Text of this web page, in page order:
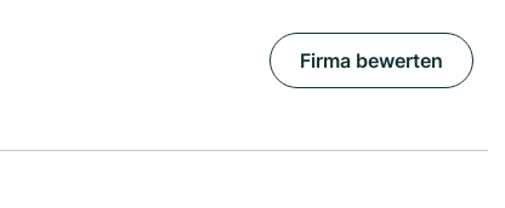
Firma bewerten